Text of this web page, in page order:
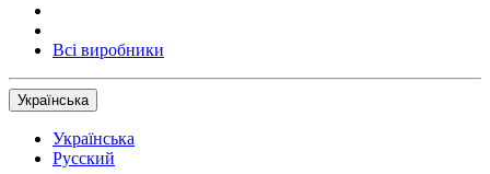
Всі виробники
Українська
Українська
Русский